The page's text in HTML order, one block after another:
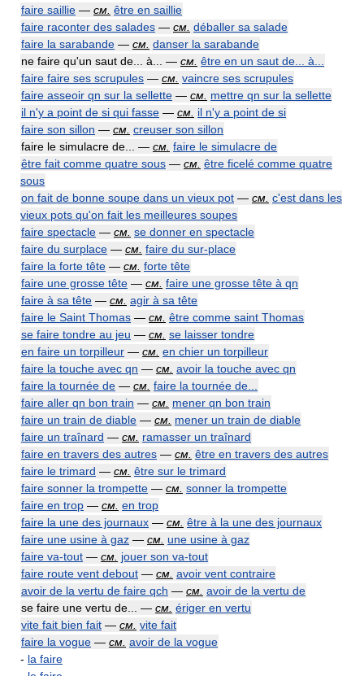
faire saillie — см. être en saillie
faire raconter des salades — см. déballer sa salade
faire la sarabande — см. danser la sarabande
ne faire qu'un saut de... à... — см. être en un saut de... à...
faire faire ses scrupules — см. vaincre ses scrupules
faire asseoir qn sur la sellette — см. mettre qn sur la sellette
il n'y a point de si qui fasse — см. il n'y a point de si
faire son sillon — см. creuser son sillon
faire le simulacre de... — см. faire le simulacre de
être fait comme quatre sous — см. être ficelé comme quatre
sous
on fait de bonne soupe dans un vieux pot — см. c'est dans les
vieux pots qu'on fait les meilleures soupes
faire spectacle — см. se donner en spectacle
faire du surplace — см. faire du sur-place
faire la forte tête — см. forte tête
faire une grosse tête — см. faire une grosse tête à qn
faire à sa tête — см. agir à sa tête
faire le Saint Thomas — см. être comme saint Thomas
se faire tondre au jeu — см. se laisser tondre
en faire un torpilleur — см. en chier un torpilleur
faire la touche avec qn — см. avoir la touche avec qn
faire la tournée de — см. faire la tournée de...
faire aller qn bon train — см. mener qn bon train
faire un train de diable — см. mener un train de diable
faire un traînard — см. ramasser un traînard
faire en travers des autres — см. être en travers des autres
faire le trimard — см. être sur le trimard
faire sonner la trompette — см. sonner la trompette
faire en trop — см. en trop
faire la une des journaux — см. être à la une des journaux
faire une usine à gaz — см. une usine à gaz
faire va-tout — см. jouer son va-tout
faire route vent debout — см. avoir vent contraire
avoir de la vertu de faire qch — см. avoir de la vertu de
se faire une vertu de... — см. ériger en vertu
vite fait bien fait — см. vite fait
faire la vogue — см. avoir de la vogue
- la faire